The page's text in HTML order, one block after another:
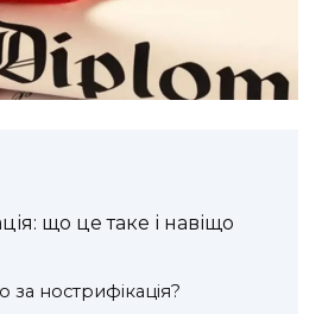
що це таке і навіщо
нострифікація?